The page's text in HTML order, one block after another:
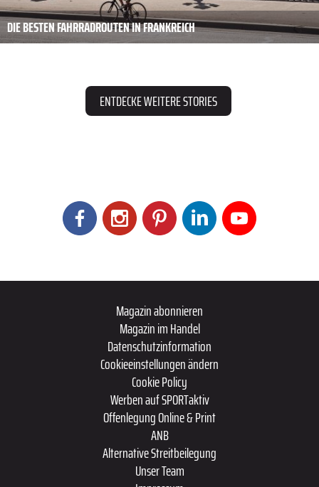
DIE BESTEN FAHRRADROUTEN IN FRANKREICH
ENTDECKE WEITERE STORIES
Magazin abonnieren
Magazin im Handel
Datenschutzinformation
Cookieeinstellungen ändern
Cookie Policy
Werben auf SPORTaktiv
Offenlegung Online & Print
ANB
Alternative Streitbeilegung
Unser Team